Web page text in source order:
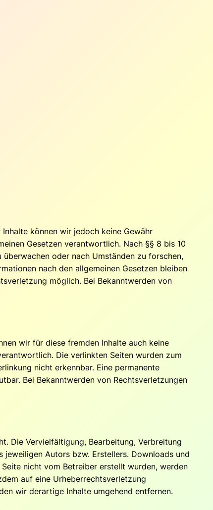
können wir jedoch keine Gewähr
Gesetzen verantwortlich. Nach §§ 8 bis 10
oder nach Umständen zu forschen,
nach den allgemeinen Gesetzen bleiben
möglich. Bei Bekanntwerden von
wir für diese fremden Inhalte auch keine
Die verlinkten Seiten wurden zum
nicht erkennbar. Eine permanente
Bei Bekanntwerden von Rechtsverletzungen
Die Vervielfältigung, Bearbeitung, Verbreitung
Autors bzw. Erstellers. Downloads und
nicht vom Betreiber erstellt wurden, werden
auf eine Urheberrechtsverletzung
wir derartige Inhalte umgehend entfernen.